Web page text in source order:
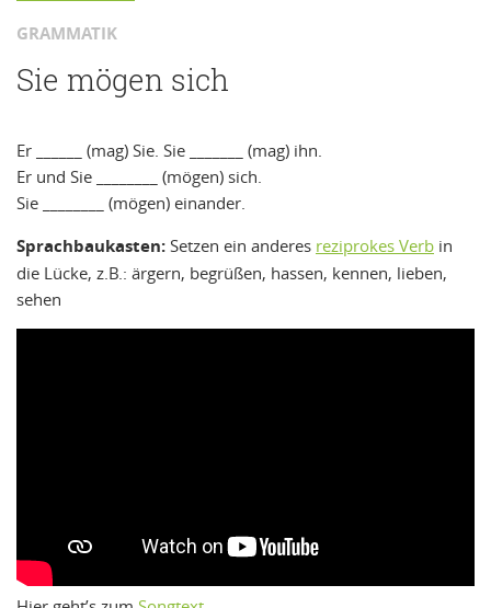
GRAMMATIK
Sie mögen sich
Er ______ (mag) Sie. Sie _______ (mag) ihn.
Er und Sie ________ (mögen) sich.
Sie ________ (mögen) einander.
Sprachbaukasten: Setzen ein anderes reziprokes Verb in
die Lücke, z.B.: ärgern, begrüßen, hassen, kennen, lieben,
sehen